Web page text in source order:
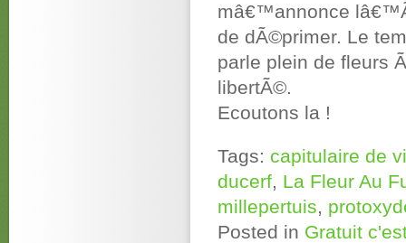
mâ€™annonce
de dÃ©primer. Le
parle plein de fleurs
libertÃ©.
Ecoutons la !
Tags: capitulaire de
ducerf, La Fleur Au
millepertuis,
Posted in Gratuit